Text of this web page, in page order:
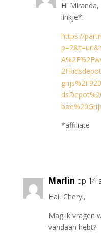
Hi
linkje*:
https://
*affiliate
Marlin op 14
Hai, Cheryl,
Mag ik vragen
vandaan hebt?